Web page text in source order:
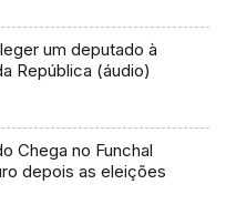
um deputado à
República (áudio)
Chega no Funchal
depois as eleições